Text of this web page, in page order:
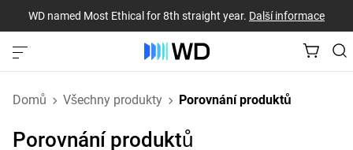
WD named Most Ethical for 8th straight year. Další informace
Domů Všechny produkty Porovnání produktů
Porovnání produktů